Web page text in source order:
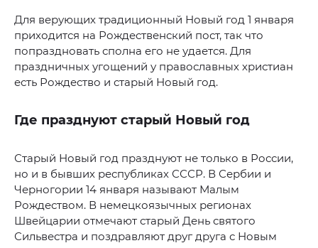
Для верующих традиционный Новый год 1 января
приходится на Рождественский пост, так что
попраздновать сполна его не удается. Для
праздничных угощений у православных христиан
есть Рождество и старый Новый год.
Где празднуют старый Новый год
Старый Новый год празднуют не только в России,
но и в бывших республиках СССР. В Сербии и
Черногории 14 января называют Малым
Рождеством. В немецкоязычных регионах
Швейцарии отмечают старый День святого
Сильвестра и поздравляют друг друга с Новым